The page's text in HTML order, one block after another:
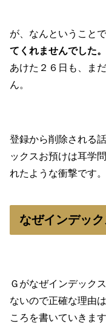
が、なんということで
てくれませんでした。
あけた２６日も、ま
ん。
登録から削除される
ックスお預けは耳学
れたような衝撃です。
なぜインデッ
Ｇがなぜインデック
ないので正確な理由
ころを書いていきます